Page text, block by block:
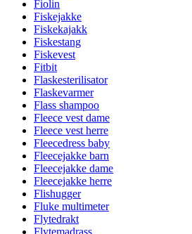
Fiolin
Fiskejakke
Fiskekajakk
Fiskestang
Fiskevest
Fitbit
Flaskesterilisator
Flaskevarmer
Flass shampoo
Fleece vest dame
Fleece vest herre
Fleecedress baby
Fleecejakke barn
Fleecejakke dame
Fleecejakke herre
Flishugger
Fluke multimeter
Flytedrakt
Flytemadrass